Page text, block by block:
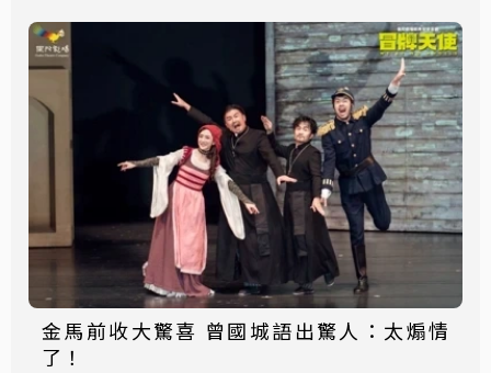
金馬前收大驚喜 曾國城語出驚人：太煽情
了！